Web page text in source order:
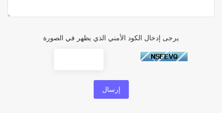
يرجى إدخال الكود الأمني الذي يظهر في الصورة
إرسال